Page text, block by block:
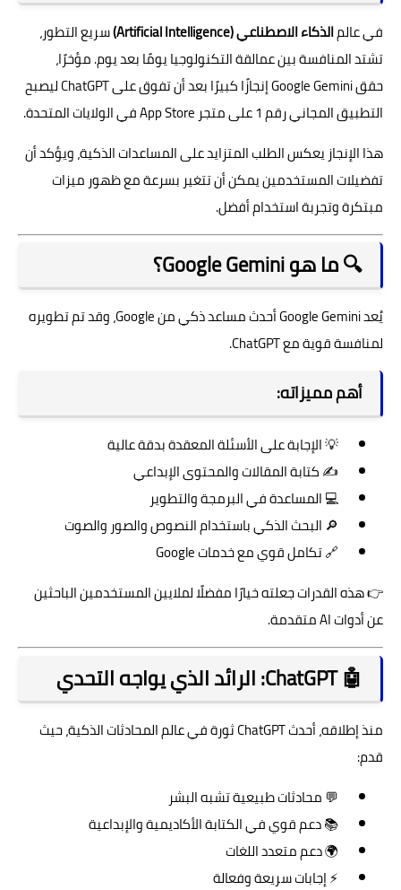
في عالمالذكاء الاصطناعي (Artificial Intelligence)
سريع التطور،
تشتد المنافسة بين عمالقة التكنولوجيا يومًا بعد يوم. مؤخرًا،
حققGoogle Geminiإنجازًا كبيرًا بعد أن تفوق علىChatGPTليصبح
التطبيق المجاني رقم 1 على متجر
App Storeفي الولايات المتحدة.
هذا الإنجاز يعكس الطلب المتزايد على المساعدات الذكية، ويؤكد أن
تفضيلات المستخدمين يمكن أن تتغير بسرعة مع ظهور ميزات
مبتكرة وتجربة استخدام أفضل.
🔍 ما هو Google Gemini؟
يُعدGoogle Geminiأحدث مساعد ذكي منGoogle، وقد تم تطويره
لمنافسة قوية معChatGPT
.
أهم مميزاته:
💡 الإجابة على الأسئلة المعقدة بدقة عالية
✍️ كتابة المقالات والمحتوى الإبداعي
💻 المساعدة في البرمجة والتطوير
🔎 البحث الذكي باستخدام النصوص والصور والصوت
🔗 تكامل قوي مع خدمات Google
👉 هذه القدرات جعلته خيارًا مفضلًا لملايين المستخدمين الباحثين
عن أدوات AI متقدمة.
🤖 ChatGPT: الرائد الذي يواجه التحدي
منذ إطلاقه، أحدثChatGPTثورة في عالم المحادثات الذكية، حيث
قدم:
💬 محادثات طبيعية تشبه البشر
📚 دعم قوي في الكتابة الأكاديمية والإبداعية
🌍 دعم متعدد اللغات
⚡ إجابات سريعة وفعالة